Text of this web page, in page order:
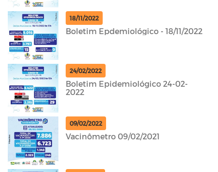
18/11/2022
Boletim Epdemiológico - 18/11/2022
24/02/2022
Boletim Epidemiológico 24-02-
2022
09/02/2022
Vacinômetro 09/02/2021